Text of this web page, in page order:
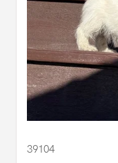
39104